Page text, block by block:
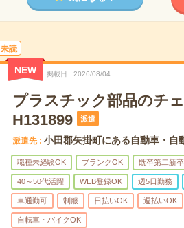
未読
NEW 掲載日 2026/08/04
プラスチック部品のチ
H131899
派遣
派遣先 小田郡矢掛町にある自動車・自
職種未経験OK ブランクOK 既卒第二新
40～50代活躍 WEB登録OK 週5日勤務
車通勤可 制服 日払いOK 週払いOK
自転車・バイクOK